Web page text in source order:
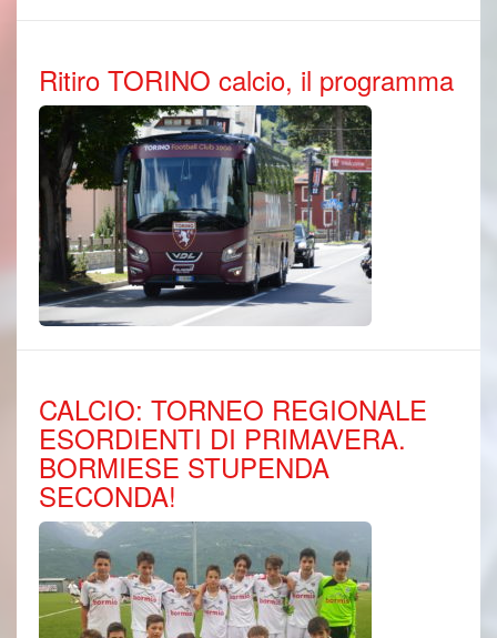
Ritiro TORINO calcio, il programma
CALCIO: TORNEO REGIONALE
ESORDIENTI DI PRIMAVERA.
BORMIESE STUPENDA
SECONDA!